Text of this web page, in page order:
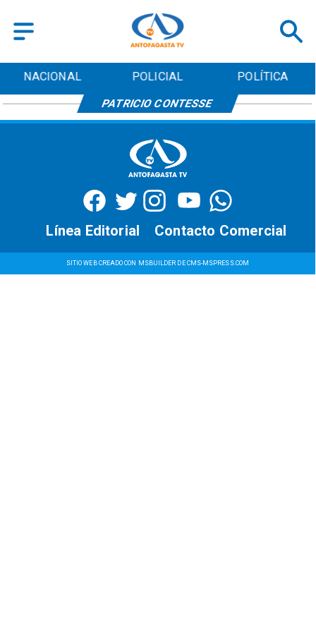
NACIONAL POLICIAL POLÍTICA
PATRICIO CONTESSE
SITIO WEB CREADO CON MSBUILDER DE CMS-MSPRESS.COM
Contacto Comercial
Línea Editorial